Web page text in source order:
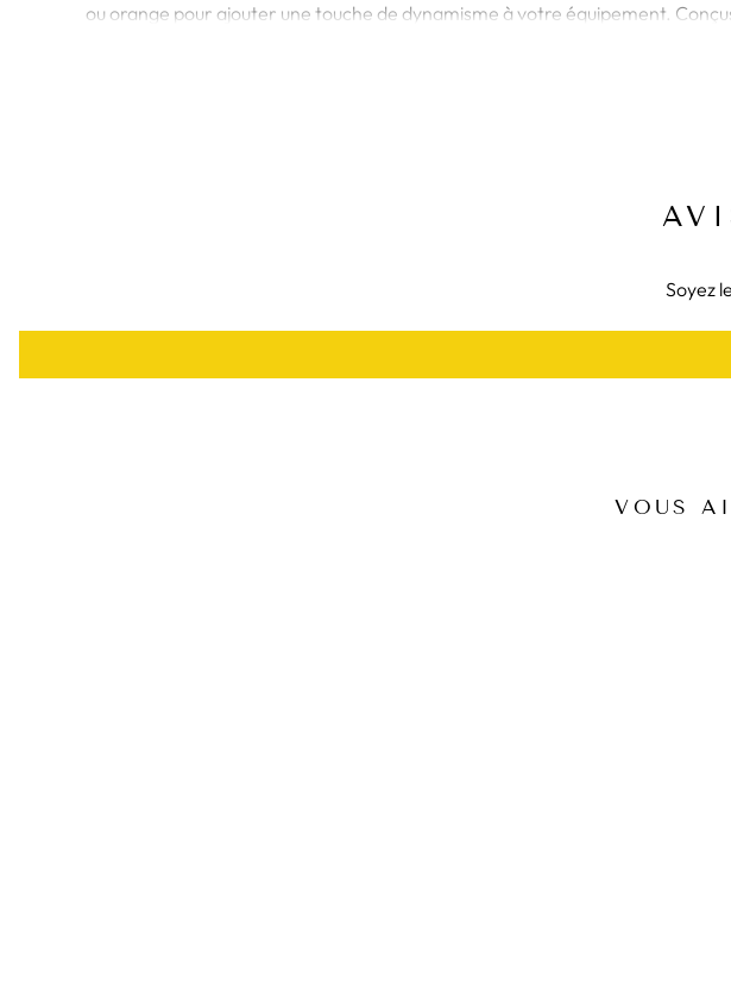
ou orange pour ajouter une touche de dynamisme à votre équipement.
capacité de grip, réduisant ainsi le risque de glissement et de blessure. Que
Pour une protection complète lors de vos entraînements, découvrez notre
Soyez
VOUS